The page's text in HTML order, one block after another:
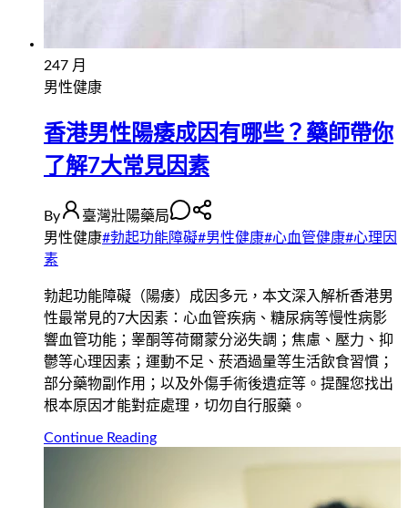
247 月
男性健康
香港男性陽痿成因有哪些？藥師帶你
了解7大常見因素
By
臺灣壯陽藥局
男性健康#勃起功能障礙#男性健康#心血管健康#心理因
素
勃起功能障礙（陽痿）成因多元，本文深入解析香港男
性最常見的7大因素：心血管疾病、糖尿病等慢性病影
響血管功能；睾酮等荷爾蒙分泌失調；焦慮、壓力、抑
鬱等心理因素；運動不足、菸酒過量等生活飲食習慣；
部分藥物副作用；以及外傷手術後遺症等。提醒您找出
根本原因才能對症處理，切勿自行服藥。
Continue Reading